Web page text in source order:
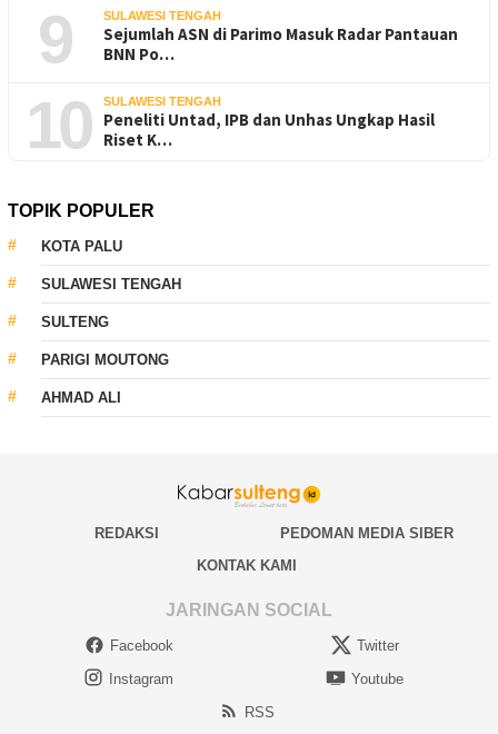
9 SULAWESI TENGAH
Sejumlah ASN di Parimo Masuk Radar Pantauan
BNN Po…
10 SULAWESI TENGAH
Peneliti Untad, IPB dan Unhas Ungkap Hasil
Riset K…
TOPIK POPULER
KOTA PALU
SULAWESI TENGAH
SULTENG
PARIGI MOUTONG
AHMAD ALI
REDAKSI
PEDOMAN MEDIA SIBER
KONTAK KAMI
JARINGAN SOCIAL
Facebook
Twitter
Instagram
Youtube
RSS